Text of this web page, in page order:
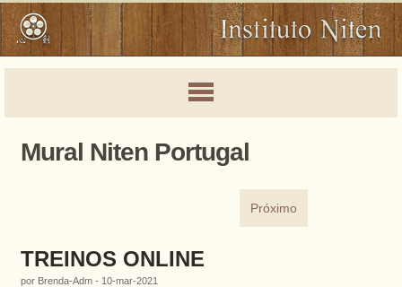
Mural Niten Portugal
Próximo
TREINOS ONLINE
por Brenda-Adm - 10-mar-2021